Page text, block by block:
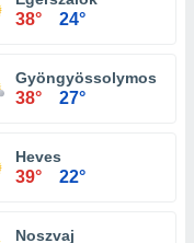
38° 24°
Gyöngyössolymos
38° 27°
Heves
39° 22°
Noszvaj